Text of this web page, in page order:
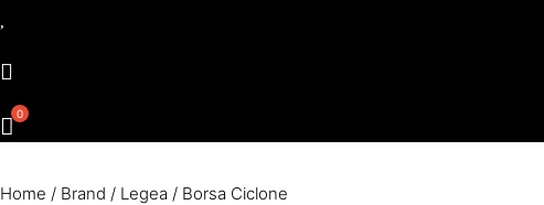
Home / Brand / Legea / Borsa Ciclone